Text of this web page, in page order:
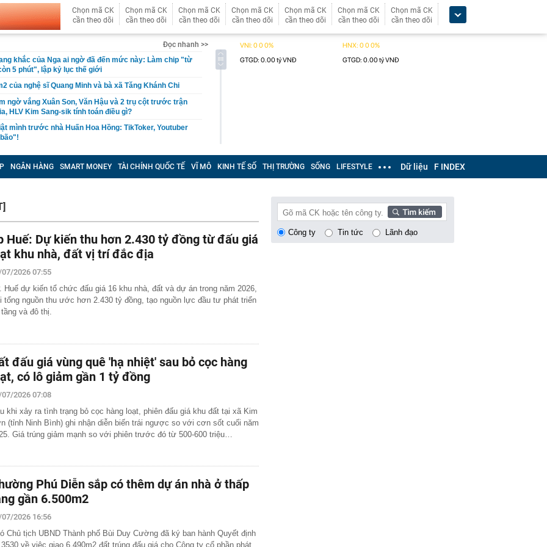
Chọn mã CK
cần theo dõi
Chọn mã CK
cần theo dõi
Chọn mã CK
cần theo dõi
Chọn mã CK
cần theo dõi
Chọn mã CK
cần theo dõi
Chọn mã CK
cần theo dõi
Chọn mã CK
cần theo dõi
Đọc nhanh >>
khắc của Nga ai ngờ đã đến mức này: Làm chip "từ
5 phút", lập kỷ lục thế giới
của nghệ sĩ Quang Minh và bà xã Tăng Khánh Chi
ngờ vắng Xuân Son, Văn Hậu và 2 trụ cột trước trận
HLV Kim Sang-sik tính toán điều gì?
mình trước nhà Huấn Hoa Hồng: TikToker, Youtuber
ghép xe chỉ mất 5 phút, nhưng chuẩn bị hệ sinh thái đi
Nước đi đáng sợ của xe tải điện Trung Quốc
6 bằng sáng chế mới: Gã khổng lồ xe điện ấn định
lên tiếng vụ đi taxi ở Việt Nam chỉ cảm ơn tài xế thay
xe
tuổi 30, Thư Kỳ tiết lộ cách ăn uống giúp giữ dáng:
giảm cân thì đừng mắc sai lầm này
thi đấu hơn 22 tỷ đồng: Công an vào cuộc, Sở Xây
tại
phục vụ tới 50 triệu hành khách
đoạn lừa đảo đăng ký giải chạy dành cho trẻ em
mốc quan trọng vào dịp đặc biệt
Tân xin từ nhiệm tại Chứng khoán VPBank
đến bao giờ?
ô tô vi phạm giao thông bị phát hiện qua hệ thống
trong tháng 7
của những người siêu giàu
công viên câu cá rừng ngập mặn quy mô top đầu thế
lần sân Mỹ Đình
Một chiếc thẻ cho mọi giai đoạn tài chính
thường nằm ở ngoài rìa công viên?
NGÂN HÀNG SMART MONEY TÀI CHÍNH QUỐC TẾ VĨ MÔ KINH TẾ SỐ THỊ TRƯỜNG SỐNG LIFESTYLE Dữ liệu F INDEX
Huế: Dự kiến thu hơn 2.430 tỷ đồng từ đấu giá
khu nhà, đất vị trí đắc địa
2026 07:55
Huế dự kiến tổ chức đấu giá 16 khu nhà, đất và dự án trong năm 2026,
tổng nguồn thu ước hơn 2.430 tỷ đồng, tạo nguồn lực đầu tư phát triển
tầng và đô thị.
đấu giá vùng quê 'hạ nhiệt' sau bỏ cọc hàng
có lô giảm gần 1 tỷ đồng
2026 07:08
khi xảy ra tình trạng bỏ cọc hàng loạt, phiên đấu giá khu đất tại xã Kim
(tỉnh Ninh Bình) ghi nhận diễn biến trái ngược so với cơn sốt cuối năm
Giá trúng giảm mạnh so với phiên trước đó từ 500-600 triệu…
Phú Diễn sắp có thêm dự án nhà ở thấp
gần 6.500m2
07/2026 16:56
Chủ tịch UBND Thành phố Bùi Duy Cường đã ký ban hành Quyết định
về việc giao 6.490m2 đất trúng đấu giá cho Công ty cổ phần phát
Công ty Tin tức Lãnh đạo